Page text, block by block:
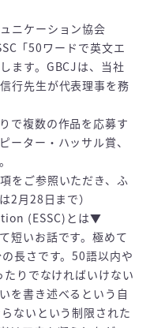
ニケーション協会
「50ワードで英文エ
ます。GBCJは、当社
行先生が代表理事を務
で複数の作品を応募す
ーター・ハッサル賞、
をご参照いただき、ふ
2月28日まで）
(ESSC)とは▼
短いお話です。極めて
長さです。50語以内や
りでなければいけない
を書き述べるという自
ないという制限された